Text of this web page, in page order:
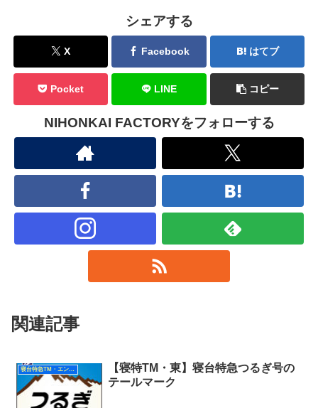
シェアする
X Facebook はてブ
Pocket LINE コピー
NIHONKAI FACTORYをフォローする
関連記事
寝台特急TM・エンブレム（東日本）
【寝特TM・東】寝台特急つるぎ号の
テールマーク